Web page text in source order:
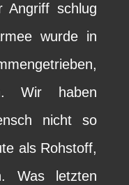
Angriff schlug
wurde in
Wir haben
nicht so
als Rohstoff,
Was letzten